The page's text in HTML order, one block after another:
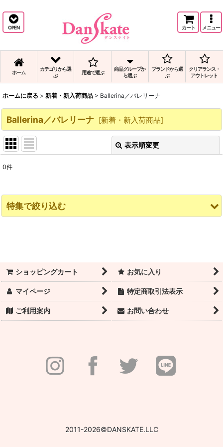
OPEN カート メニュー
ホーム
カテゴリから選
ぶ
用途で選ぶ
商品グループか
ら選ぶ
ブランドから選
ぶ
クリアランス・
アウトレット
ホームに戻る > 新着・新入荷商品 > Ballerina／バレリーナ
Ballerina／バレリーナ [新着・新入荷商品]
表示順変更
並び順 :
0件
特集で絞り込む
バレエシューズ
フットケア＆テーピング用品
レオタード／チャイルド
ショッピングカート お気に入り
マイページ 特定商取引法表示
ご利用案内 お問い合わせ
2011-2026©DANSKATE.LLC